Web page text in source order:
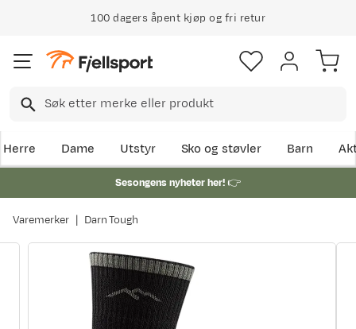
100 dagers åpent kjøp og fri retur
Herre Dame Utstyr Sko og støvler Barn
Sesongens nyheter her!👉
Varemerker Darn Tough